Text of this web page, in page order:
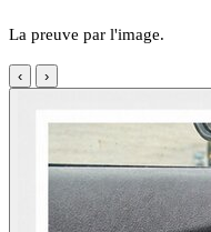
La preuve par l'image.
‹ ›